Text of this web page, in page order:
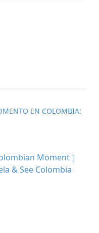
EN COLOMBIA:
Moment |
& See Colombia